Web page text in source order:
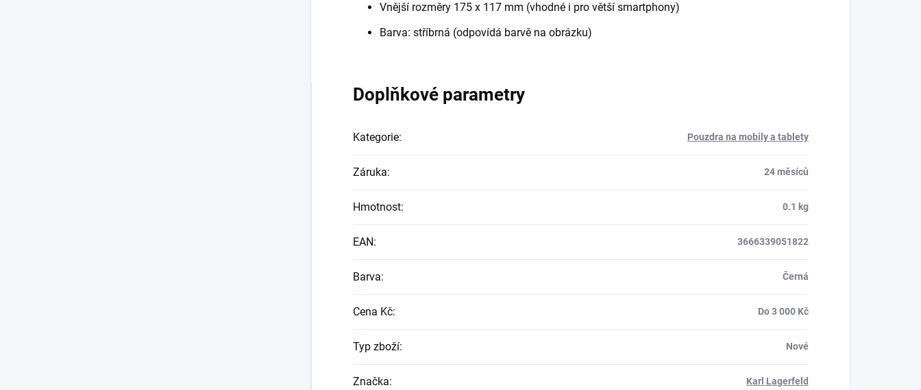
Vnější rozměry 175 x 117 mm (vhodné i pro větší smartphony)
Barva: stříbrná (odpovídá barvě na obrázku)
Doplňkové parametry
Kategorie: Pouzdra na mobily a tablety
Záruka: 24 měsíců
Hmotnost: 0.1 kg
EAN: 3666339051822
Barva: Černá
Cena Kč: Do 3 000 Kč
Typ zboží: Nové
Značka: Karl Lagerfeld